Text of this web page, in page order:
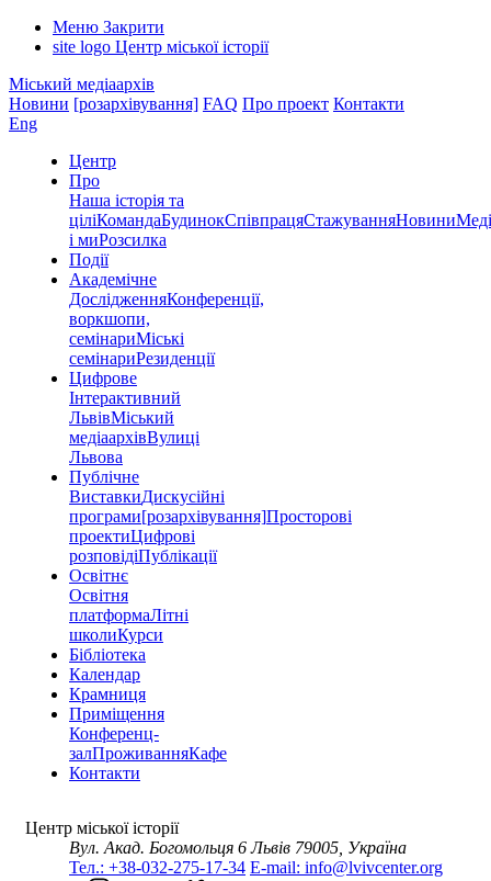
Меню Закрити
site logo Центр міської історії
Міський медіаархів
Новини [розархівування] FAQ Про проект Контакти
Eng
Центр
Про
Наша історія та
ціліКомандаБудинокСпівпрацяСтажуванняНовини
і миРозсилка
Події
Академічне
ДослідженняКонференції,
воркшопи,
семінариМіські
семінариРезиденції
Цифрове
Інтерактивний
ЛьвівМіський
медіаархівВулиці
Львова
Публічне
ВиставкиДискусійні
програми[розархівування]Просторові
проектиЦифрові
розповідіПублікації
Освітнє
Освітня
платформаЛітні
школиКурси
Бібліотека
Календар
Крамниця
Приміщення
Конференц-
залПроживанняКафе
Контакти
Центр міської історії
Вул. Акад. Богомольця 6 Львів 79005, Україна
Тел.: +38-032-275-17-34 E-mail: info@lvivcenter.org